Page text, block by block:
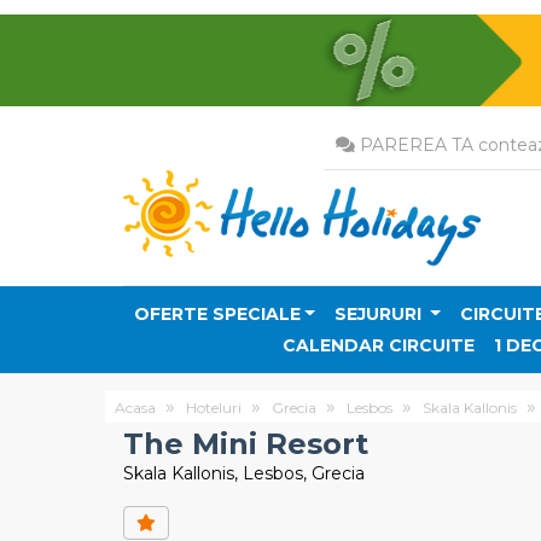
PAREREA TA
OFERTE SPECIALE SEJURURI
CALENDAR CIRCUITE
1
Acasa Hoteluri Grecia Lesbos Skala Kallonis
The Mini Resort
Skala Kallonis, Lesbos, Grecia